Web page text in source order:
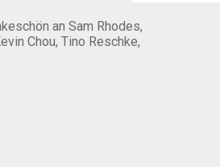
an Sam Rhodes,
Chou, Tino Reschke,